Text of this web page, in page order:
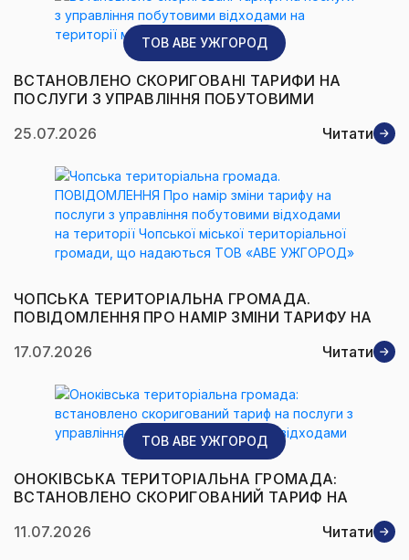
ТОВ AВЕ УЖГОРОД
ВСТАНОВЛЕНО СКОРИГОВАНІ ТАРИФИ НА
ПОСЛУГИ З УПРАВЛІННЯ ПОБУТОВИМИ
25.07.2026
Читати
ЧОПСЬКА ТЕРИТОРІАЛЬНА ГРОМАДА.
ПОВІДОМЛЕННЯ ПРО НАМІР ЗМІНИ ТАРИФУ НА
ВІДХОДАМИ НА ТЕРИТОРІЇ ЧОПСЬКОЇ МІСЬКОЇ
ТОВ «АВЕ УЖГОРОД»
17.07.2026 Читати
ТОВ AВЕ УЖГОРОД
ОНОКІВСЬКА ТЕРИТОРІАЛЬНА ГРОМАДА:
ВСТАНОВЛЕНО СКОРИГОВАНИЙ ТАРИФ НА
ПОБУТОВИМИ ВІДХОДАМИ
11.07.2026 Читати